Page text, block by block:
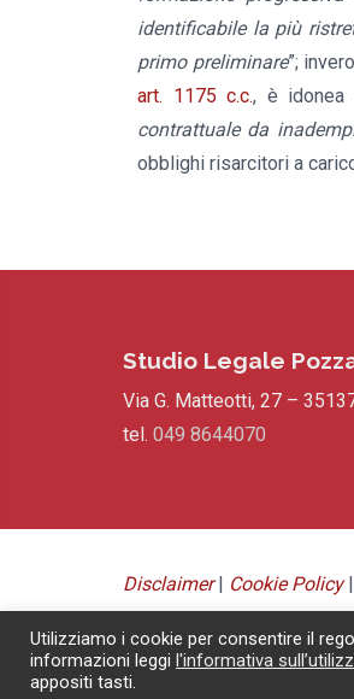
identificabile la più
primo preliminare”;
art. 1175 c.c., è idonea
contrattuale da
obblighi risarcitori a
Studio Legale
Via G. Matteotti, 27 –
tel. 049 8644070
Disclaimer| Cookie Policy|
04147650289
Utilizziamo i cookie per consentire il
informazioni leggi l'informativa
appositi tasti.